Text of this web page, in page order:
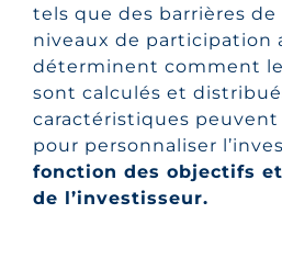
tels que des barrières
niveaux de participation
déterminent comment
sont calculés et
caractéristiques
pour personnaliser
fonction des objectifs
de l’investisseur.